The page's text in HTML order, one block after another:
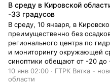
В среду в Кировской
-33 градусов
В среду, 10 января, в
преимущественно без
регионального центра по
и мониторингу окружающей
синоптики обещают от -20 до
облачность с прояснениями.
северо-западный, 4-9 м/
10 янв 02:00 · ГТРК Вятка -
области